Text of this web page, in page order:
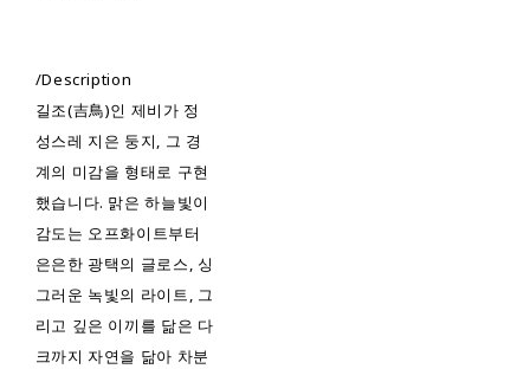
/Description
길조(吉鳥)인 제비가 정
성스레 지은 둥지, 그 경
계의 미감을 형태로 구현
했습니다. 맑은 하늘빛이
감도는 오프화이트부터
은은한 광택의 글로스, 싱
그러운 녹빛의 라이트, 그
리고 깊은 이끼를 닮은 다
크까지 자연을 닮아 차분